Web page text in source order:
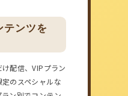
テンツを
配信、VIPプラン
のスペシャルな